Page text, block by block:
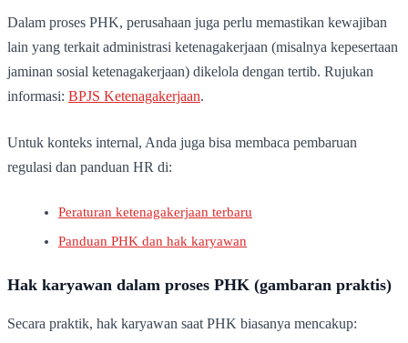
Dalam proses PHK, perusahaan juga perlu memastikan kewajiban
lain yang terkait administrasi ketenagakerjaan (misalnya kepesertaan
jaminan sosial ketenagakerjaan) dikelola dengan tertib. Rujukan
informasi: BPJS Ketenagakerjaan.
Untuk konteks internal, Anda juga bisa membaca pembaruan
regulasi dan panduan HR di:
Peraturan ketenagakerjaan terbaru
Panduan PHK dan hak karyawan
Hak karyawan dalam proses PHK (gambaran praktis)
Secara praktik, hak karyawan saat PHK biasanya mencakup: